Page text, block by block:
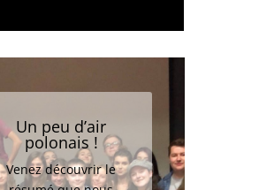
Un peu d’air
polonais !
Venez découvrir le